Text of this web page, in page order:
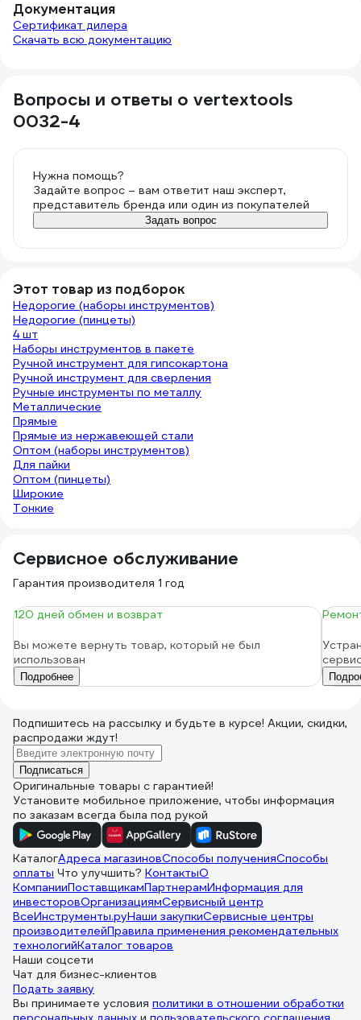
Документация
Сертификат дилера
Скачать всю документацию
Вопросы и ответы о vertextools
0032-4
Нужна помощь?
Задайте вопрос – вам ответит наш эксперт,
представитель бренда или один из покупателей
Задать вопрос
Этот товар из подборок
Недорогие (наборы инструментов)
Недорогие (пинцеты)
4 шт
Наборы инструментов в пакете
Ручной инструмент для гипсокартона
Ручной инструмент для сверления
Ручные инструменты по металлу
Металлические
Прямые
Прямые из нержавеющей стали
Оптом (наборы инструментов)
Для пайки
Оптом (пинцеты)
Широкие
Тонкие
Сервисное обслуживание
Гарантия производителя 1 год
120 дней обмен и возврат
Вы можете вернуть товар, который не был
использован
Подробнее
Подпишитесь на рассылку и будьте в курсе! Акции, скидки,
распродажи ждут!
Подписаться
Оригинальные товары с гарантией!
Установите мобильное приложение, чтобы информация
по заказам всегда была под рукой
КаталогАдреса магазиновСпособы полученияСпособы
оплаты Что улучшить? КонтактыО
КомпанииПоставщикамПартнерамИнформация для
инвесторовОрганизациямСервисный центр
ВсеИнструменты.руНаши закупкиСервисные центры
производителейПравила применения рекомендательных
технологийКаталог товаров
Наши соцсети
Чат для бизнес-клиентов
Подать заявку
Вы принимаете условия политики в отношении обработки